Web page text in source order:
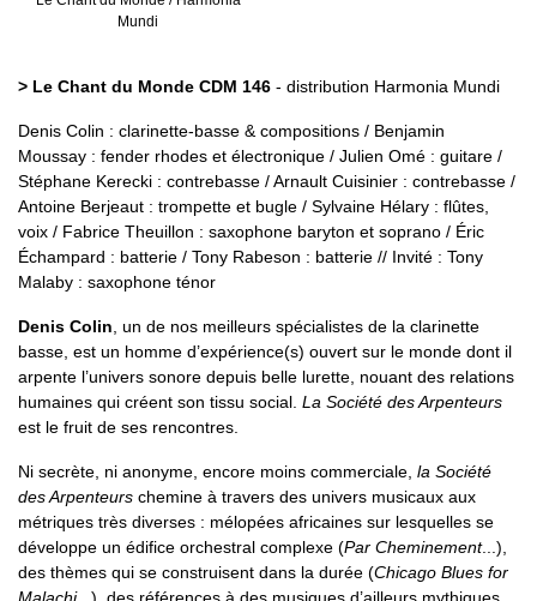
Mundi
> Le Chant du Monde CDM 146 - distribution Harmonia Mundi
Denis Colin : clarinette-basse & compositions / Benjamin
Moussay : fender rhodes et électronique / Julien Omé : guitare /
Stéphane Kerecki : contrebasse / Arnault Cuisinier : contrebasse /
Antoine Berjeaut : trompette et bugle / Sylvaine Hélary : flûtes,
voix / Fabrice Theuillon : saxophone baryton et soprano / Éric
Échampard : batterie / Tony Rabeson : batterie // Invité : Tony
Malaby : saxophone ténor
Denis Colin , un de nos meilleurs spécialistes de la clarinette
basse, est un homme d’expérience(s) ouvert sur le monde dont il
arpente l’univers sonore depuis belle lurette, nouant des relations
humaines qui créent son tissu social. La Société des Arpenteurs
est le fruit de ses rencontres.
Ni secrète, ni anonyme, encore moins commerciale, la Société
des Arpenteurs chemine à travers des univers musicaux aux
métriques très diverses : mélopées africaines sur lesquelles se
développe un édifice orchestral complexe (Par Cheminement...),
des thèmes qui se construisent dans la durée (Chicago Blues for